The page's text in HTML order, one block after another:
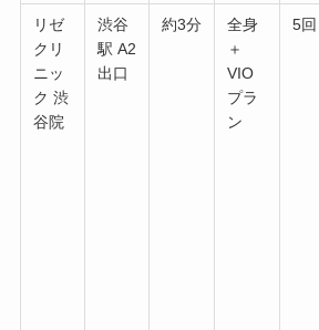
リゼ
クリ
ニッ
ク 渋
谷院
渋谷
駅 A2
出口
約3分
全身
＋
VIO
プラ
ン
5回